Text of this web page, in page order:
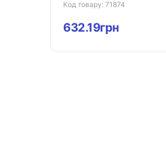
Код товару: 71874
632.19грн